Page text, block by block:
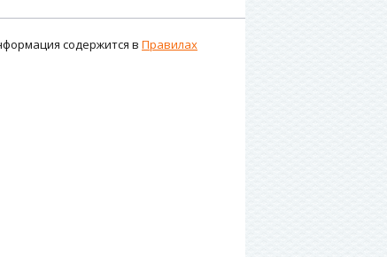
содержится в Правилах